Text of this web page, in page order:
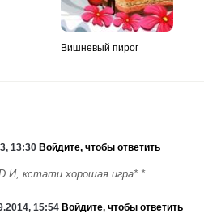
Вишневый пирог
13:30 Войдите, чтобы ответить
И, кстати хорошая игра*.*
15:54 Войдите, чтобы ответить